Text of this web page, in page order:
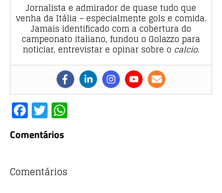
Jornalista e admirador de quase tudo que
venha da Itália – especialmente gols e comida.
Jamais identificado com a cobertura do
campeonato italiano, fundou o Golazzo para
noticiar, entrevistar e opinar sobre o calcio.
F
a
c
b
T
w
it
r
Comentários
Comentários